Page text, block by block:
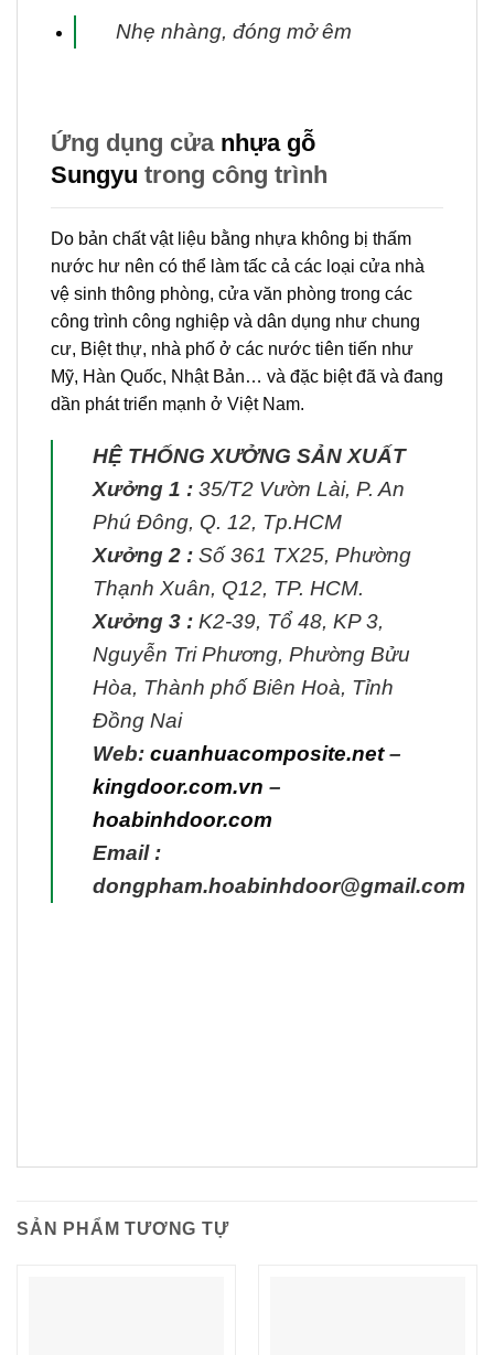
Nhẹ nhàng, đóng mở êm
Ứng dụng cửa nhựa gỗ
Sungyu trong công trình
Do bản chất vật liệu bằng nhựa không bị thấm
nước hư nên có thể làm tấc cả các loại cửa nhà
vệ sinh thông phòng, cửa văn phòng trong các
công trình công nghiệp và dân dụng như chung
cư, Biệt thự, nhà phố ở các nước tiên tiến như
Mỹ, Hàn Quốc, Nhật Bản… và đặc biệt đã và đang
dần phát triển mạnh ở Việt Nam.
HỆ THỐNG XƯỞNG SẢN XUẤT
Xưởng 1 : 35/T2 Vườn Lài, P. An
Phú Đông, Q. 12, Tp.HCM
Xưởng 2 : Số 361 TX25, Phường
Thạnh Xuân, Q12, TP. HCM.
Xưởng 3 : K2-39, Tổ 48, KP 3,
Nguyễn Tri Phương, Phường Bửu
Hòa, Thành phố Biên Hoà, Tỉnh
Đồng Nai
Web: cuanhuacomposite.net–
kingdoor.com.vn –
hoabinhdoor.com
Email :
dongpham.hoabinhdoor@gmail.com
SẢN PHẨM TƯƠNG TỰ